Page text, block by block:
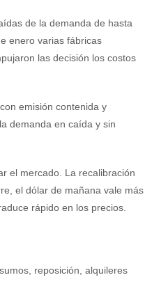
de la demanda de hasta
enero varias fábricas
las decisión los costos
emisión contenida y
demanda en caída y sin
el mercado. La recalibración
el dólar de mañana vale más
rápido en los precios.
reposición, alquileres